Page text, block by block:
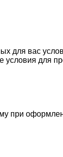
для вас
для
при